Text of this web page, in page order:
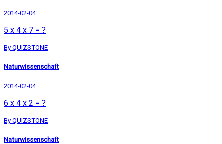
2014-02-04
5 x 4 x 7 = ?
By QUIZSTONE
Naturwissenschaft
2014-02-04
6 x 4 x 2 = ?
By QUIZSTONE
Naturwissenschaft